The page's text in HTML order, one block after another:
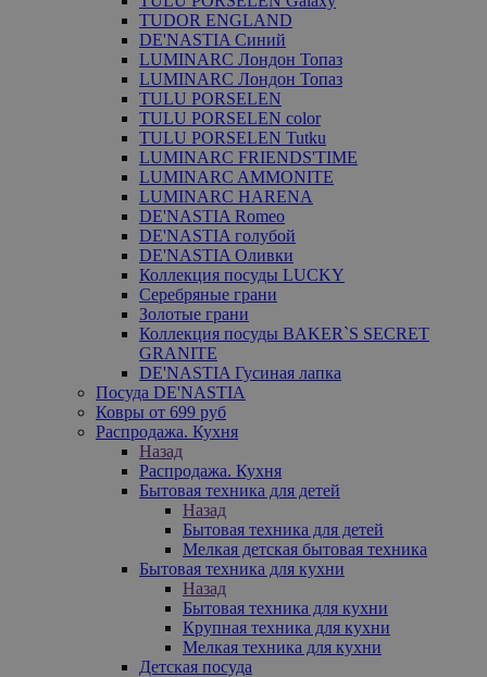
TUDOR ENGLAND
DE'NASTIA Синий
LUMINARC Лондон Топаз
LUMINARC Лондон Топаз
TULU PORSELEN
TULU PORSELEN color
TULU PORSELEN Tutku
LUMINARC FRIENDS'TIME
LUMINARC AMMONITE
LUMINARC HARENA
DE'NASTIA Romeo
DE'NASTIA голубой
DE'NASTIA Оливки
Коллекция посуды LUCKY
Серебряные грани
Золотые грани
Коллекция посуды BAKER`S SECRET
GRANITE
DE'NASTIA Гусиная лапка
Посуда DE'NASTIA
Ковры от 699 руб
Распродажа. Кухня
Назад
Распродажа. Кухня
Бытовая техника для детей
Назад
Бытовая техника для детей
Мелкая детская бытовая техника
Бытовая техника для кухни
Назад
Бытовая техника для кухни
Крупная техника для кухни
Мелкая техника для кухни
Детская посуда